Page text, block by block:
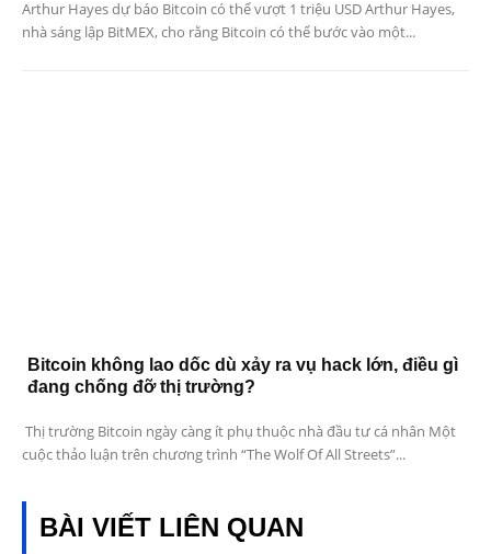
Arthur Hayes dự báo Bitcoin có thể vượt 1 triệu USD Arthur Hayes,
nhà sáng lập BitMEX, cho rằng Bitcoin có thể bước vào một...
Bitcoin không lao dốc dù xảy ra vụ hack lớn, điều gì
đang chống đỡ thị trường?
Thị trường Bitcoin ngày càng ít phụ thuộc nhà đầu tư cá nhân Một
cuộc thảo luận trên chương trình “The Wolf Of All Streets”...
BÀI VIẾT LIÊN QUAN